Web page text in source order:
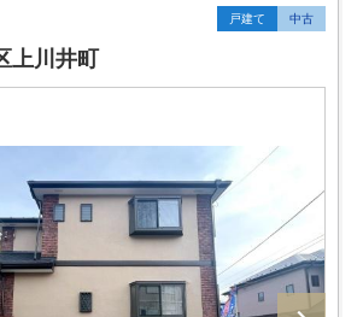
戸建て 中古
川井町